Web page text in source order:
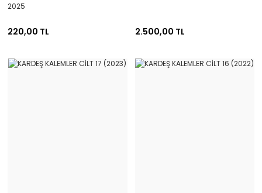
2025
220,00 TL 2.500,00 TL